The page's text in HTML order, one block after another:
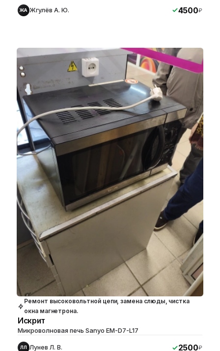
ЖА Жгулёв А. Ю. 4500₽
Ремонт высоковольтной цепи, замена слюды, чистка
окна магнетрона.
Искрит
Микроволновая печь Sanyo EM-D7-L17
ЛЛ Лунев Л. В. 2500₽